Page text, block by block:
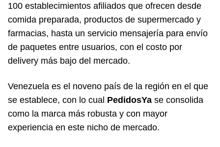
100 establecimientos afiliados que ofrecen desde
comida preparada, productos de supermercado y
farmacias, hasta un servicio mensajería para envío
de paquetes entre usuarios, con el costo por
delivery más bajo del mercado.
Venezuela es el noveno país de la región en el que
se establece, con lo cual PedidosYa se consolida
como la marca más robusta y con mayor
experiencia en este nicho de mercado.